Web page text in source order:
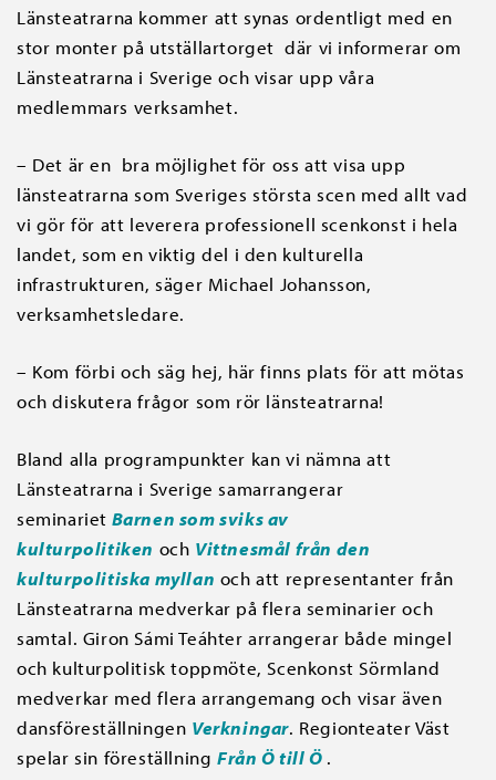
Länsteatrarna kommer att synas ordentligt med en
stor monter på utställartorget där vi informerar om
Länsteatrarna i Sverige och visar upp våra
medlemmars verksamhet.
– Det är en bra möjlighet för oss att visa upp
länsteatrarna som Sveriges största scen med allt vad
vi gör för att leverera professionell scenkonst i hela
landet, som en viktig del i den kulturella
infrastrukturen, säger Michael Johansson,
verksamhetsledare.
– Kom förbi och säg hej, här finns plats för att mötas
och diskutera frågor som rör länsteatrarna!
Bland alla programpunkter kan vi nämna att
Länsteatrarna i Sverige samarrangerar
seminariet Barnen som sviks av
kulturpolitiken och Vittnesmål från den
kulturpolitiska myllan och att representanter från
Länsteatrarna medverkar på flera seminarier och
samtal. Giron Sámi Teáhter arrangerar både mingel
och kulturpolitisk toppmöte, Scenkonst Sörmland
medverkar med flera arrangemang och visar även
dansföreställningen Verkningar. Regionteater Väst
spelar sin föreställningFrån Ö till Ö .